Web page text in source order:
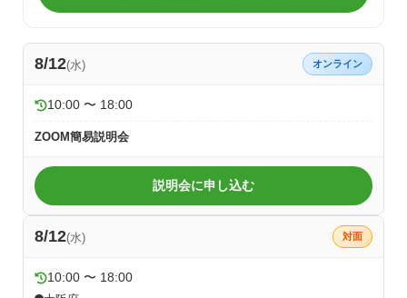
8/12(水) オンライン
10:00 〜 18:00
ZOOM簡易説明会
説明会に申し込む
8/12(水) 対面
10:00 〜 18:00